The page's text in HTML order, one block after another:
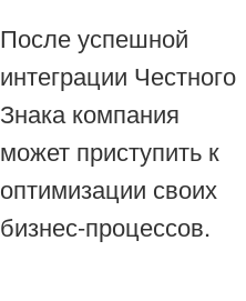
После успешной
интеграции Честного
Знака компания
может приступить к
оптимизации своих
бизнес-процессов.